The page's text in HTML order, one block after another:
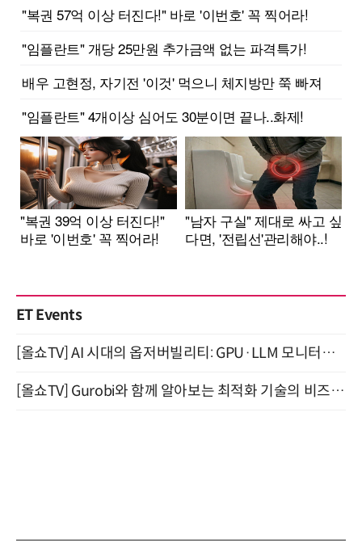
ET Events
[올쇼TV] AI 시대의 옵저버빌리티: GPU·LLM 모니터링부터 AI 기반 장애 대응까지 (8/11 생방송)
[올쇼TV] Gurobi와 함께 알아보는 최적화 기술의 비즈니스 활용 (8월 20일 생방송)